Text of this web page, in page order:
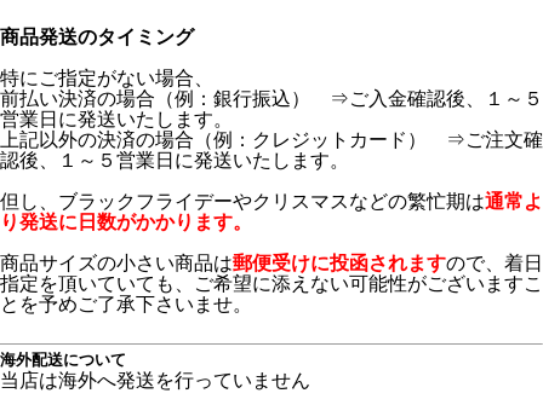
商品発送のタイミング
特にご指定がない場合、
前払い決済の場合（例：銀行振込） ⇒ご入金確認後、１～５
営業日に発送いたします。
上記以外の決済の場合（例：クレジットカード） ⇒ご注文確
認後、１～５営業日に発送いたします。
但し、ブラックフライデーやクリスマスなどの繁忙期は通常よ
り発送に日数がかかります。
商品サイズの小さい商品は郵便受けに投函されますので、着日
指定を頂いていても、ご希望に添えない可能性がございますこ
とを予めご了承下さいませ。
海外配送について
当店は海外へ発送を行っていません